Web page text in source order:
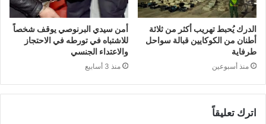
الدرك يُحبط تهريب أكثر من ثلاثة
أطنان من الكوكايين قبالة سواحل
طرفاية
منذ أسبوعين
أمن سيدي البرنوصي يوقف شخصاً
للاشتباه في تورطه في الاحتجاز
والاعتداء الجنسي
منذ 3 أسابيع
اترك تعليقاً